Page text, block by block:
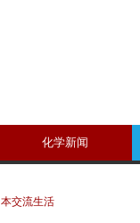
化学新闻
交流生活